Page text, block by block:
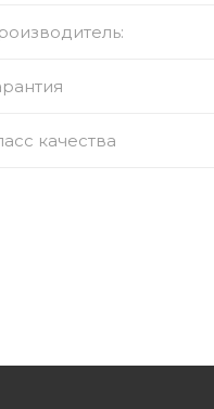
качества